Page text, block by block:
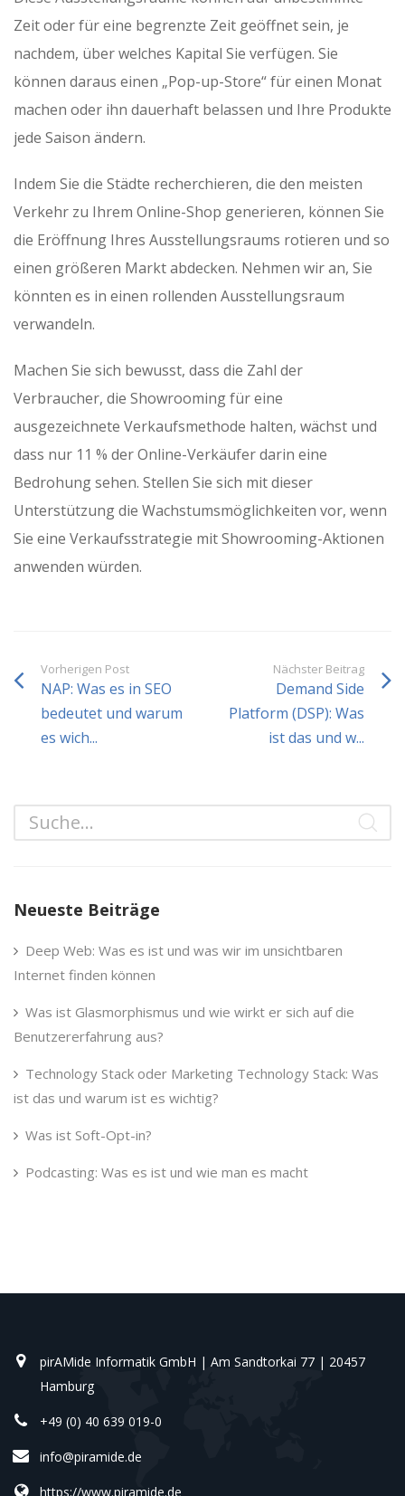
Zeit oder für eine begrenzte Zeit geöffnet sein, je
nachdem, über welches Kapital Sie verfügen. Sie
können daraus einen „Pop-up-Store“ für einen Monat
machen oder ihn dauerhaft belassen und Ihre Produkte
jede Saison ändern.
Indem Sie die Städte recherchieren, die den meisten
Verkehr zu Ihrem Online-Shop generieren, können Sie
die Eröffnung Ihres Ausstellungsraums rotieren und so
einen größeren Markt abdecken. Nehmen wir an, Sie
könnten es in einen rollenden Ausstellungsraum
verwandeln.
Machen Sie sich bewusst, dass die Zahl der
Verbraucher, die Showrooming für eine
ausgezeichnete Verkaufsmethode halten, wächst und
dass nur 11 % der Online-Verkäufer darin eine
Bedrohung sehen. Stellen Sie sich mit dieser
Unterstützung die Wachstumsmöglichkeiten vor, wenn
Sie eine Verkaufsstrategie mit Showrooming-Aktionen
anwenden würden.
Vorherigen Post
NAP: Was es in SEO
bedeutet und warum
es wich...
Nächster Beitrag
Demand Side
Platform (DSP): Was
ist das und w...
Neueste Beiträge
Deep Web: Was es ist und was wir im unsichtbaren
Internet finden können
Was ist Glasmorphismus und wie wirkt er sich auf die
Benutzererfahrung aus?
Technology Stack oder Marketing Technology Stack: Was
ist das und warum ist es wichtig?
Was ist Soft-Opt-in?
Podcasting: Was es ist und wie man es macht
pirAMide Informatik GmbH | Am Sandtorkai 77 | 20457
Hamburg
+49 (0) 40 639 019-0
info@piramide.de
https://www.piramide.de